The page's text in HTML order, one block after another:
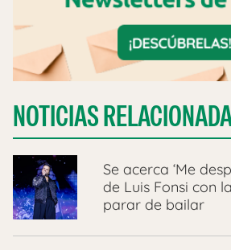
NOTICIAS
Se acerca ‘Me
de Luis Fonsi con
parar de bailar